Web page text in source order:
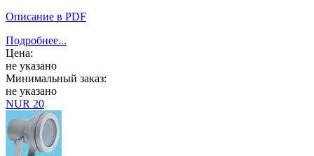
Описание в PDF
Подробнее...
Цена:
не указано
Минимальный заказ:
не указано
NUR 20